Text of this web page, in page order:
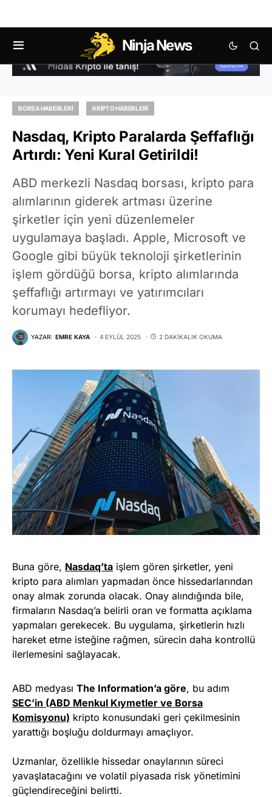
Ninja News
BORSA HABERLERI KRIPTO HABERLERI
Nasdaq, Kripto Paralarda Şeffaflığı
Artırdı: Yeni Kural Getirildi!
ABD merkezli Nasdaq borsası, kripto para
alımlarının giderek artması üzerine
şirketler için yeni düzenlemeler
uygulamaya başladı. Apple, Microsoft ve
Google gibi büyük teknoloji şirketlerinin
işlem gördüğü borsa, kripto alımlarında
şeffaflığı artırmayı ve yatırımcıları
korumayı hedefliyor.
YAZAR: EMRE KAYA 4 EYLÜL 2025 2 DAKIKALIK OKUMA
Buna göre, Nasdaq’ta işlem gören şirketler, yeni
kripto para alımları yapmadan önce hissedarlarından
onay almak zorunda olacak. Onay alındığında bile,
firmaların Nasdaq’a belirli oran ve formatta açıklama
yapmaları gerekecek. Bu uygulama, şirketlerin hızlı
hareket etme isteğine rağmen, sürecin daha kontrollü
ilerlemesini sağlayacak.
ABD medyası The Information’a göre, bu adım
SEC’in (ABD Menkul Kıymetler ve Borsa
Komisyonu) kripto konusundaki geri çekilmesinin
yarattığı boşluğu doldurmayı amaçlıyor.
Uzmanlar, özellikle hissedar onaylarının süreci
yavaşlatacağını ve volatil piyasada risk yönetimini
güçlendireceğini belirtti.